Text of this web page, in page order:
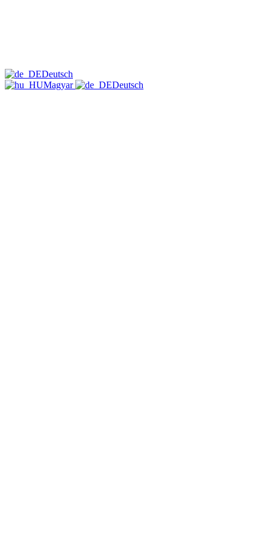
Deutsch
Magyar
Deutsch